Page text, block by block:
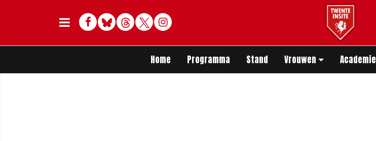
Facebook
BlueskyThreadsTwitterDelen op Whatsapp
Home Programma Stand Vrouwen Academie